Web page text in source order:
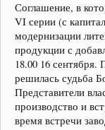
Соглашение, в
VI серии (с
модернизации
продукции с
18.00 16 сентября.
решилась судьба
Представители
производство и
время встречи